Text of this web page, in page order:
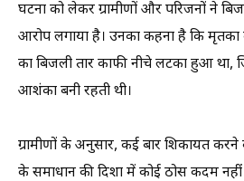
घटना को लेकर ग्रामीणों और परिजनों ने
आरोप लगाया है। उनका कहना है कि
का बिजली तार काफी नीचे लटका हुआ था,
आशंका बनी रहती थी।
ग्रामीणों के अनुसार, कई बार शिकायत
के समाधान की दिशा में कोई ठोस कदम नहीं